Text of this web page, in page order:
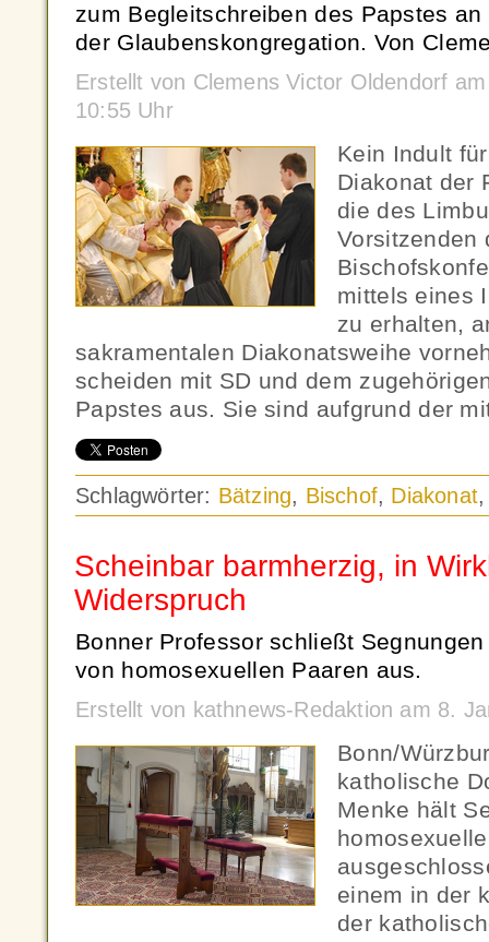
zum Begleitschreiben des Papstes
der Glaubenskongregation. Von
Erstellt von Clemens Victor Oldendorf
10:55 Uhr
Kein Indult
Diakonat der
die des
Vorsitzenden
mittels eines
zu erhalten,
sakramentalen Diakonatsweihe
scheiden mit SD und dem
Papstes aus. Sie sind aufgrund der
Schlagwörter: Bätzing, Bischof, Diakonat
Scheinbar barmherzig, in
Widerspruch
Bonner Professor schließt Segnungen
von homosexuellen Paaren aus.
Erstellt von kathnews-Redaktion am 8.
Bonn/
katholische
Menke hält
einem in der
der